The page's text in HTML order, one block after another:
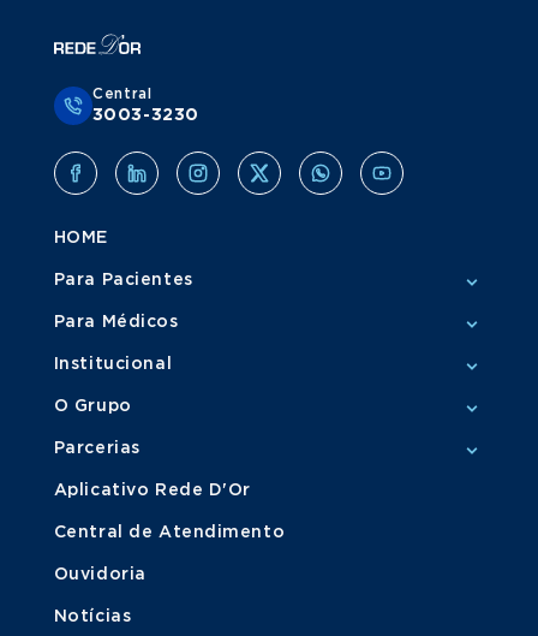
Central
3003-3230
HOME
Para Pacientes
Para Médicos
Institucional
O Grupo
Parcerias
Aplicativo Rede D'Or
Central de Atendimento
Ouvidoria
Notícias